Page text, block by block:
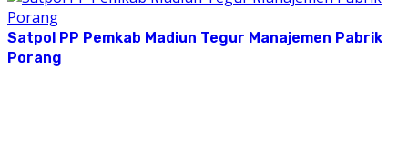
Satpol PP Pemkab Madiun Tegur Manajemen Pabrik
Porang